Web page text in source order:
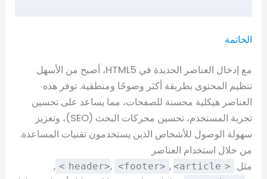
الخاتمة
مع إدخال العناصر الجديدة في HTML5، أصبح من الأسهل
تنظيم المحتوى بطريقة أكثر وضوحًا ومنطقية. توفر هذه
العناصر هيكلية محسنة للصفحات، مما يساعد على تحسين
تجربة المستخدم، تحسين محركات البحث (SEO)، وتعزيز
سهولة الوصول للأشخاص الذين يستخدمون تقنيات المساعدة.
من خلال استخدام العناصر
مثل
<header>
, <footer> , <article>
,